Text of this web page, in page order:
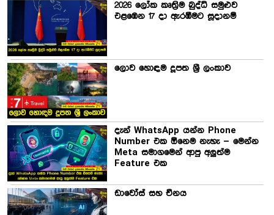
2026 ලෝක කෘත්‍රිම බුද්ධි සමුළුව
එළඹෙන 17 දා ඇරඹීමට සූදානම්
ලොව හොඳම දූපත ශ්‍රී ලංකාව
දැන් WhatsApp යන්න Phone
Number එක ඕනෙම නැහැ – මෙන්න
Meta සමාගමෙන් ආපු අලුත්ම
Feature එක
ඩාවෝස් සහ චීනය